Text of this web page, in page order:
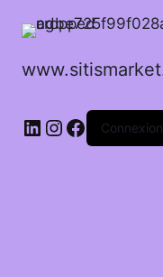
LinkedIn
Instagram
Facebook
Connexion